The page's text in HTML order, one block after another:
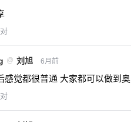
@ 刘旭 6月前
感觉都很普通 大家都可以做到奥